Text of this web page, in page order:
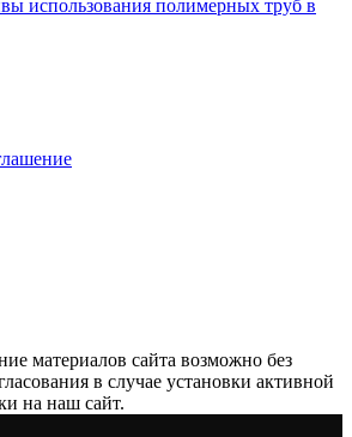
использования полимерных труб в
материалов сайта возможно без
в случае установки активной
на наш сайт.